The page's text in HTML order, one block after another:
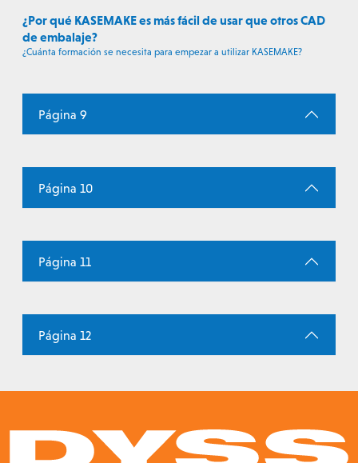
¿Por qué KASEMAKE es más fácil de usar que otros CAD
de embalaje?
¿Cuánta formación se necesita para empezar a utilizar KASEMAKE?
Página 9
Página 10
Página 11
Página 12